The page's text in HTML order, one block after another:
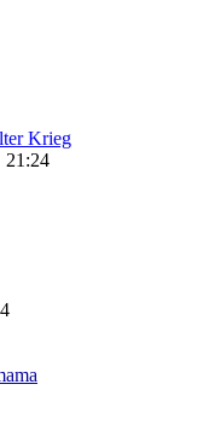
Krieg
21:24